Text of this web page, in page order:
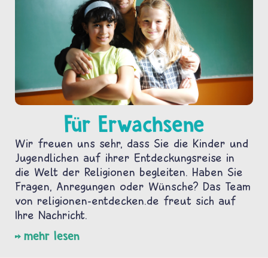
Für Erwachsene
Wir freuen uns sehr, dass Sie die Kinder und
Jugendlichen auf ihrer Entdeckungsreise in
die Welt der Religionen begleiten. Haben Sie
Fragen, Anregungen oder Wünsche? Das Team
von religionen-entdecken.de freut sich auf
Ihre Nachricht.
mehr lesen